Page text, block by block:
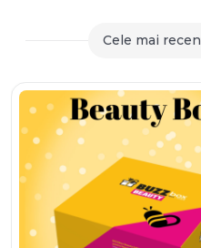
290,00
79,90
Cele mai